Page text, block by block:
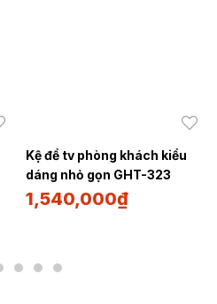
Kệ để tv phòng khách kiểu
dáng nhỏ gọn GHT-323
1,540,000₫